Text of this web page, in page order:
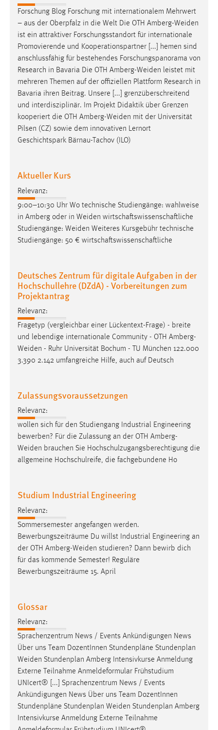
Forschung Blog Forschung mit internationalem Mehrwert
– aus der Oberpfalz in die Welt Die OTH Amberg-Weiden
ist ein attraktiver Forschungsstandort für internationale
Promovierende und Kooperationspartner [...] hemen sind
anschlussfähig für bestehendes Forschungspanorama von
Research in Bavaria Die OTH Amberg-Weiden leistet mit
mehreren Themen auf der offiziellen Plattform Research in
Bavaria ihren Beitrag. Unsere [...] grenzüberschreitend
und interdisziplinär. Im Projekt Didaktik über Grenzen
kooperiert die OTH Amberg-Weiden mit der Universität
Pilsen (CZ) sowie dem innovativen Lernort
Geschichtspark Bärnau-Tachov (ILO)
Aktueller Kurs
Relevanz:
9:00–10:30 Uhr Wo technische Studiengänge: wahlweise
in Amberg oder in Weiden wirtschaftswissenschaftliche
Studiengänge: Weiden Weiteres Kursgebühr technische
Studiengänge: 50 € wirtschaftswissenschaftliche
Deutsches Zentrum für digitale Aufgaben in der
Hochschullehre (DZdA) - Vorbereitungen zum
Projektantrag
Relevanz:
Fragetyp (vergleichbar einer Lückentext-Frage) - breite
und lebendige internationale Community - OTH Amberg-
Weiden - Ruhr Universität Bochum - TU München 122.000
3.390 2.142 umfangreiche Hilfe, auch auf Deutsch
Zulassungsvoraussetzungen
Relevanz:
wollen sich für den Studiengang Industrial Engineering
bewerben? Für die Zulassung an der OTH Amberg-
Weiden brauchen Sie Hochschulzugangsberechtigung die
allgemeine Hochschulreife, die fachgebundene Ho
Studium Industrial Engineering
Relevanz:
Sommersemester angefangen werden.
Bewerbungszeiträume Du willst Industrial Engineering an
der OTH Amberg-Weiden studieren? Dann bewirb dich
für das kommende Semester! Reguläre
Bewerbungszeiträume 15. April
Glossar
Relevanz:
Sprachenzentrum News / Events Ankündigungen News
Über uns Team DozentInnen Stundenpläne Stundenplan
Weiden Stundenplan Amberg Intensivkurse Anmeldung
Externe Teilnahme Anmeldeformular Frühstudium
UNIcert® [...] Sprachenzentrum News / Events
Ankündigungen News Über uns Team DozentInnen
Stundenpläne Stundenplan Weiden Stundenplan Amberg
Intensivkurse Anmeldung Externe Teilnahme